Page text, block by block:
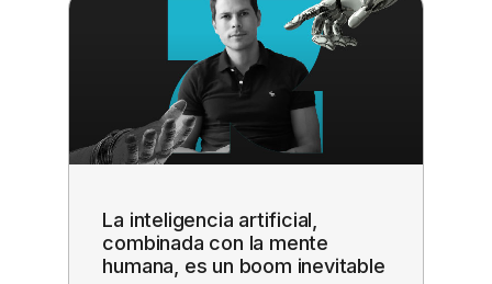
La inteligencia artificial,
combinada con la mente
humana, es un boom inevitable